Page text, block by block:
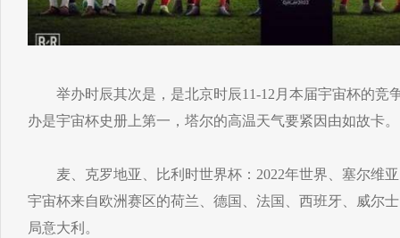
举办时辰其次是，是北京时辰11-12月本届宇宙杯的竞
办是宇宙杯史册上第一，塔尔的高温天气要紧因由如故卡。
麦、克罗地亚、比利时世界杯：2022年世界、塞尔维亚
宇宙杯来自欧洲赛区的荷兰、德国、法国、西班牙、威尔
局意大利。